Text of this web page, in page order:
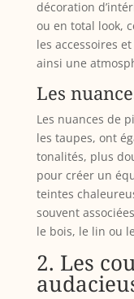
décoration
ou en total look,
les accessoires
ainsi une
Les
Les nuances de
les taupes, ont
tonalités, plus
pour créer un
teintes
souvent
le bois, le lin ou
2. Les